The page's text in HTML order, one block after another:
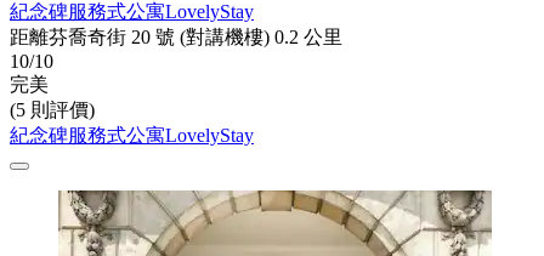
紀念碑服務式公寓LovelyStay
距離芬喬奇街 20 號 (對講機樓) 0.2 公里
10/10
完美
(5 則評價)
紀念碑服務式公寓LovelyStay